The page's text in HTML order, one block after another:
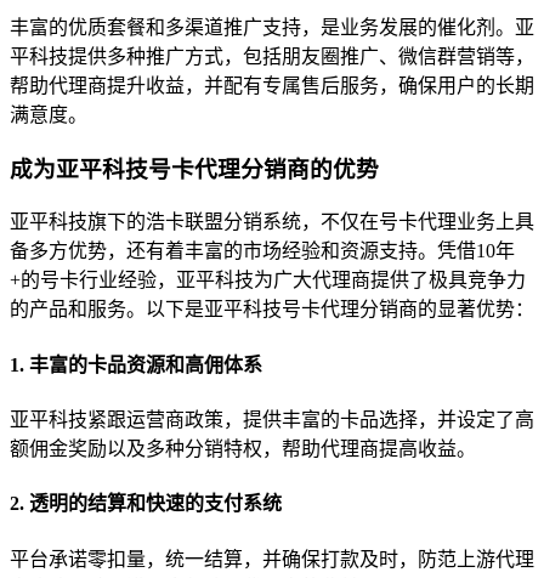
丰富的优质套餐和多渠道推广支持，是业务发展的催化剂。亚
平科技提供多种推广方式，包括朋友圈推广、微信群营销等，
帮助代理商提升收益，并配有专属售后服务，确保用户的长期
满意度。
成为亚平科技号卡代理分销商的优势
亚平科技旗下的浩卡联盟分销系统，不仅在号卡代理业务上具
备多方优势，还有着丰富的市场经验和资源支持。凭借10年
+的号卡行业经验，亚平科技为广大代理商提供了极具竞争力
的产品和服务。以下是亚平科技号卡代理分销商的显著优势：
1. 丰富的卡品资源和高佣体系
亚平科技紧跟运营商政策，提供丰富的卡品选择，并设定了高
额佣金奖励以及多种分销特权，帮助代理商提高收益。
2. 透明的结算和快速的支付系统
平台承诺零扣量，统一结算，并确保打款及时，防范上游代理